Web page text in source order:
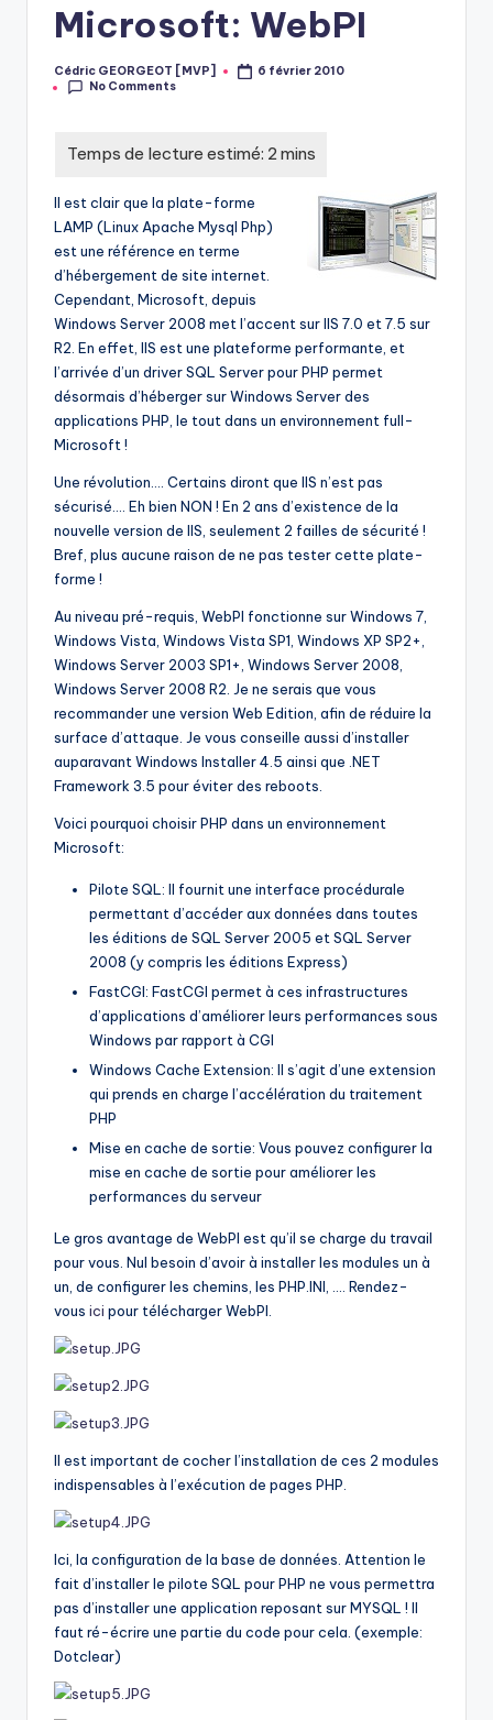
Microsoft: WebPI
Posted
by
Cédric GEORGEOT [MVP]
6 février 2010
No Comments
Il est clair que la plate-forme
LAMP (Linux Apache Mysql Php)
est une référence en terme
d’hébergement de site internet.
Cependant, Microsoft, depuis
Windows Server 2008 met l’accent sur IIS 7.0 et 7.5 sur
R2. En effet, IIS est une plateforme performante, et
l’arrivée d’un driver SQL Server pour PHP permet
désormais d’héberger sur Windows Server des
applications PHP, le tout dans un environnement full-
Microsoft !
Une révolution…. Certains diront que IIS n’est pas
sécurisé…. Eh bien NON ! En 2 ans d’existence de la
nouvelle version de IIS, seulement 2 failles de sécurité !
Bref, plus aucune raison de ne pas tester cette plate-
forme !
Au niveau pré-requis, WebPI fonctionne sur Windows 7,
Windows Vista, Windows Vista SP1, Windows XP SP2+,
Windows Server 2003 SP1+, Windows Server 2008,
Windows Server 2008 R2. Je ne serais que vous
recommander une version Web Edition, afin de réduire la
surface d’attaque. Je vous conseille aussi d’installer
auparavant Windows Installer 4.5 ainsi que .NET
Framework 3.5 pour éviter des reboots.
Voici pourquoi choisir PHP dans un environnement
Microsoft:
Pilote SQL: Il fournit une interface procédurale
permettant d’accéder aux données dans toutes
les éditions de SQL Server 2005 et SQL Server
2008 (y compris les éditions Express)
FastCGI: FastCGI permet à ces infrastructures
d’applications d’améliorer leurs performances sous
Windows par rapport à CGI
Windows Cache Extension: Il s’agit d’une extension
qui prends en charge l’accélération du traitement
PHP
Mise en cache de sortie: Vous pouvez configurer la
mise en cache de sortie pour améliorer les
performances du serveur
Le gros avantage de WebPI est qu’il se charge du travail
pour vous. Nul besoin d’avoir à installer les modules un à
un, de configurer les chemins, les PHP.INI, …. Rendez-
vous ici pour télécharger WebPI.
Il est important de cocher l’installation de ces 2 modules
indispensables à l’exécution de pages PHP.
Ici, la configuration de la base de données. Attention le
fait d’installer le pilote SQL pour PHP ne vous permettra
pas d’installer une application reposant sur MYSQL ! Il
faut ré-écrire une partie du code pour cela. (exemple:
Dotclear)